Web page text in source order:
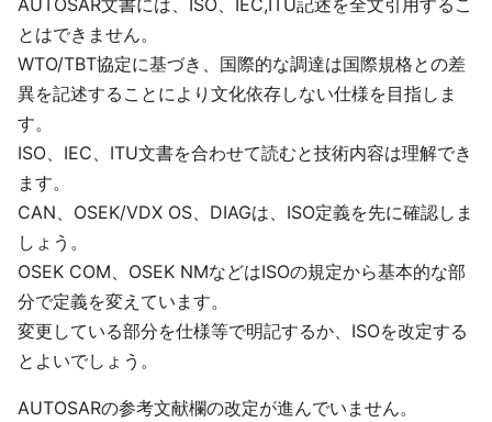
AUTOSAR文書には、ISO、IEC,ITU記述を全文引用するこ
とはできません。
WTO/TBT協定に基づき、国際的な調達は国際規格との差
異を記述することにより文化依存しない仕様を目指しま
す。
ISO、IEC、ITU文書を合わせて読むと技術内容は理解でき
ます。
CAN、OSEK/VDX OS、DIAGは、ISO定義を先に確認しま
しょう。
OSEK COM、OSEK NMなどはISOの規定から基本的な部
分で定義を変えています。
変更している部分を仕様等で明記するか、ISOを改定する
とよいでしょう。
AUTOSARの参考文献欄の改定が進んでいません。